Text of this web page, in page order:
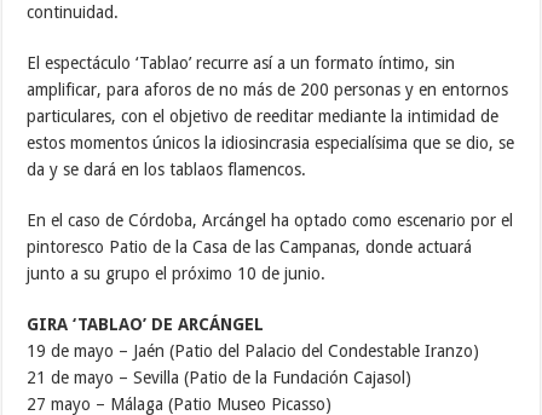
continuidad.
El espectáculo ‘Tablao’ recurre así a un formato íntimo, sin
amplificar, para aforos de no más de 200 personas y en entornos
particulares, con el objetivo de reeditar mediante la intimidad de
estos momentos únicos la idiosincrasia especialísima que se dio, se
da y se dará en los tablaos flamencos.
En el caso de Córdoba, Arcángel ha optado como escenario por el
pintoresco Patio de la Casa de las Campanas, donde actuará
junto a su grupo el próximo 10 de junio.
GIRA ‘TABLAO’ DE ARCÁNGEL
19 de mayo – Jaén (Patio del Palacio del Condestable Iranzo)
21 de mayo – Sevilla (Patio de la Fundación Cajasol)
27 mayo – Málaga (Patio Museo Picasso)